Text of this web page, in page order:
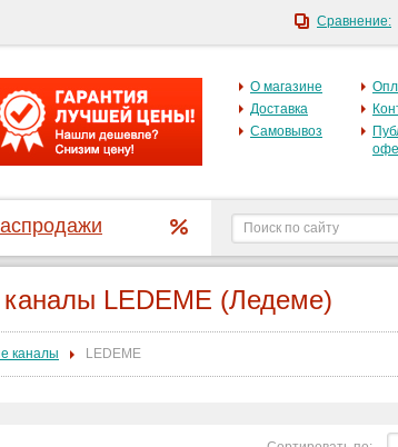
О магазине
Доставка
Самовывоз
LEDEME (Ледеме)
каналы LEDEME
Сравнение: